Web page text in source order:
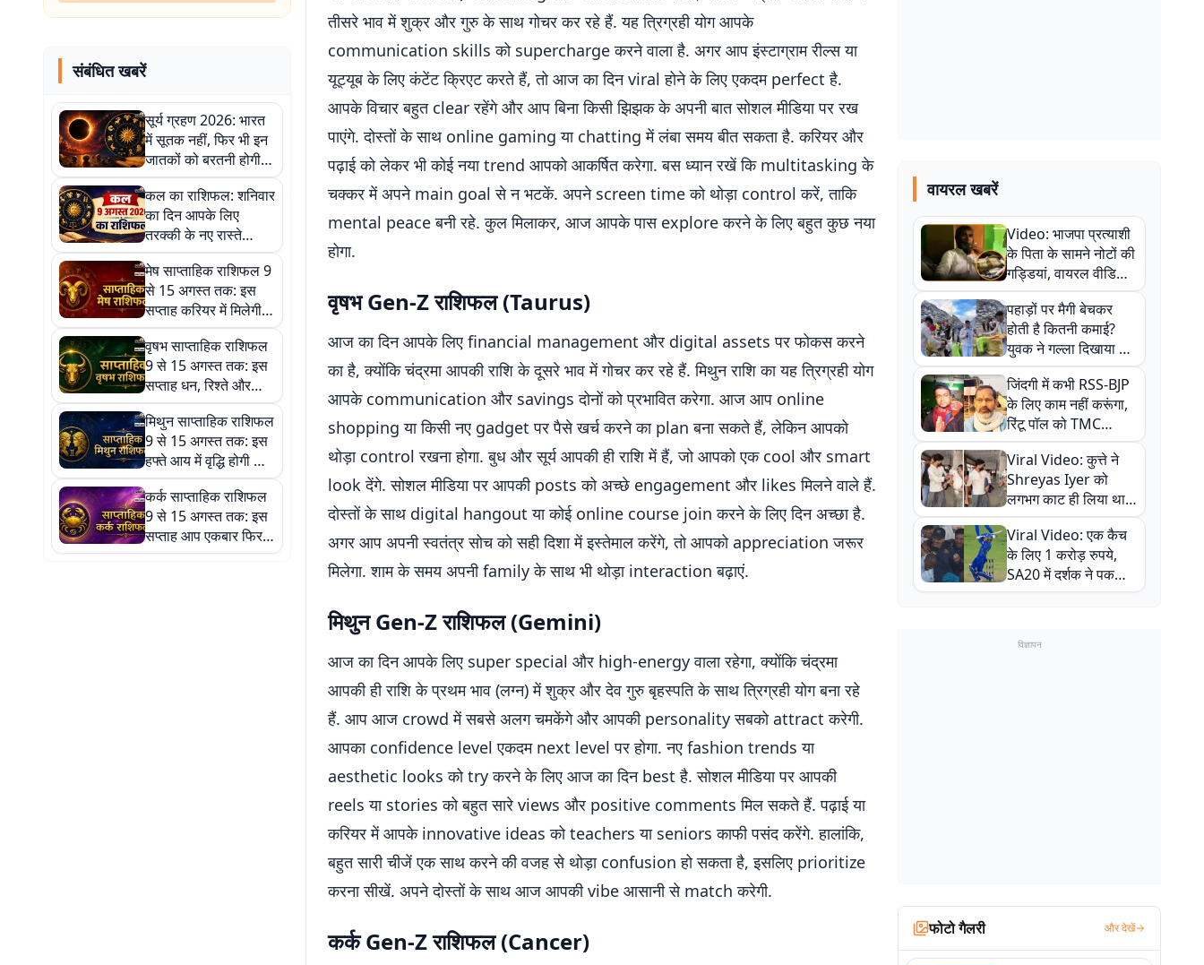
संबंधित खबरें
सूर्य ग्रहण 2026: भारत
में सूतक नहीं, फिर भी इन
जातकों को बरतनी होगी
खास सतर्कता
कल का राशिफल: शनिवार
का दिन आपके लिए
तरक्की के नए रास्ते
खोलेगा या रखनी होगी
थोड़ी सावधानी?
मेष साप्ताहिक राशिफल 9
से 15 अगस्त तक: इस
सप्ताह करियर में मिलेगी
नई जिम्मेदारी, भाग्य देगा
सफलता के संकेत
वृषभ साप्ताहिक राशिफल
9 से 15 अगस्त तक: इस
सप्ताह धन, रिश्ते और
करियर में मिलेगा संतुलन,
खुल सकते हैं सफलता के
नए द्वार
मिथुन साप्ताहिक राशिफल
9 से 15 अगस्त तक: इस
हफ्ते आय में वृद्धि होगी और
पुराने फंसे हुए धन की
प्राप्ति का योग है
कर्क साप्ताहिक राशिफल
9 से 15 अगस्त तक: इस
सप्ताह आप एकबार फिर
अपनी प्रगति पर पूरा
तीसरे भाव में शुक्र और गुरु के साथ गोचर कर रहे हैं. यह त्रिग्रही योग आपके
communication skills को supercharge करने वाला है. अगर आप इंस्टाग्राम रील्स या
यूट्यूब के लिए कंटेंट क्रिएट करते हैं, तो आज का दिन viral होने के लिए एकदम perfect है.
आपके विचार बहुत clear रहेंगे और आप बिना किसी झिझक के अपनी बात सोशल मीडिया पर रख
पाएंगे. दोस्तों के साथ online gaming या chatting में लंबा समय बीत सकता है. करियर और
पढ़ाई को लेकर भी कोई नया trend आपको आकर्षित करेगा. बस ध्यान रखें कि multitasking के
चक्कर में अपने main goal से न भटकें. अपने screen time को थोड़ा control करें, ताकि
mental peace बनी रहे. कुल मिलाकर, आज आपके पास explore करने के लिए बहुत कुछ नया
होगा.
वृषभ Gen-Z राशिफल (Taurus)
आज का दिन आपके लिए financial management और digital assets पर फोकस करने
का है, क्योंकि चंद्रमा आपकी राशि के दूसरे भाव में गोचर कर रहे हैं. मिथुन राशि का यह त्रिग्रही योग
आपके communication और savings दोनों को प्रभावित करेगा. आज आप online
shopping या किसी नए gadget पर पैसे खर्च करने का plan बना सकते हैं, लेकिन आपको
थोड़ा control रखना होगा. बुध और सूर्य आपकी ही राशि में हैं, जो आपको एक cool और smart
look देंगे. सोशल मीडिया पर आपकी posts को अच्छे engagement और likes मिलने वाले हैं.
दोस्तों के साथ digital hangout या कोई online course join करने के लिए दिन अच्छा है.
अगर आप अपनी स्वतंत्र सोच को सही दिशा में इस्तेमाल करेंगे, तो आपको appreciation जरूर
मिलेगा. शाम के समय अपनी family के साथ भी थोड़ा interaction बढ़ाएं.
मिथुन Gen-Z राशिफल (Gemini)
आज का दिन आपके लिए super special और high-energy वाला रहेगा, क्योंकि चंद्रमा
आपकी ही राशि के प्रथम भाव (लग्न) में शुक्र और देव गुरु बृहस्पति के साथ त्रिग्रही योग बना रहे
हैं. आप आज crowd में सबसे अलग चमकेंगे और आपकी personality सबको attract करेगी.
आपका confidence level एकदम next level पर होगा. नए fashion trends या
aesthetic looks को try करने के लिए आज का दिन best है. सोशल मीडिया पर आपकी
reels या stories को बहुत सारे views और positive comments मिल सकते हैं. पढ़ाई या
करियर में आपके innovative ideas को teachers या seniors काफी पसंद करेंगे. हालांकि,
बहुत सारी चीजें एक साथ करने की वजह से थोड़ा confusion हो सकता है, इसलिए prioritize
करना सीखें. अपने दोस्तों के साथ आज आपकी vibe आसानी से match करेगी.
कर्क Gen-Z राशिफल (Cancer)
वायरल खबरें
Video: भाजपा प्रत्याशी
के पिता के सामने नोटों की
गड्डियां, वायरल वीडियो
से राजनीति में उबाल,
अजित महतो बोले- TMC
की गंदी चाल
पहाड़ों पर मैगी बेचकर
होती है कितनी कमाई?
युवक ने गल्ला दिखाया तो
नौकरी वालों के खड़े हो गए
कान
जिंदगी में कभी RSS-BJP
के लिए काम नहीं करूंगा,
रिंटू पॉल को TMC
ऑफिस में ले जाकर पीटा,
Video वायरल
Viral Video: कुत्ते ने
Shreyas Iyer को
लगभग काट ही लिया था,
न्यूजीलैंड सीरीज से पहले
बाल-बाल बचे
Viral Video: एक कैच
के लिए 1 करोड़ रुपये,
SA20 में दर्शक ने पकड़ा
एक हाथ से गजब का कैच
विज्ञापन
फोटो गैलरी और देखें